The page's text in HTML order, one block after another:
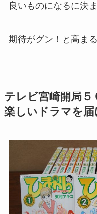
良いものになるに決
期待がグン！と高ま
テレビ宮崎開局５
楽しいドラマを届